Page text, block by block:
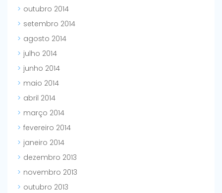
outubro 2014
setembro 2014
agosto 2014
julho 2014
junho 2014
maio 2014
abril 2014
março 2014
fevereiro 2014
janeiro 2014
dezembro 2013
novembro 2013
outubro 2013